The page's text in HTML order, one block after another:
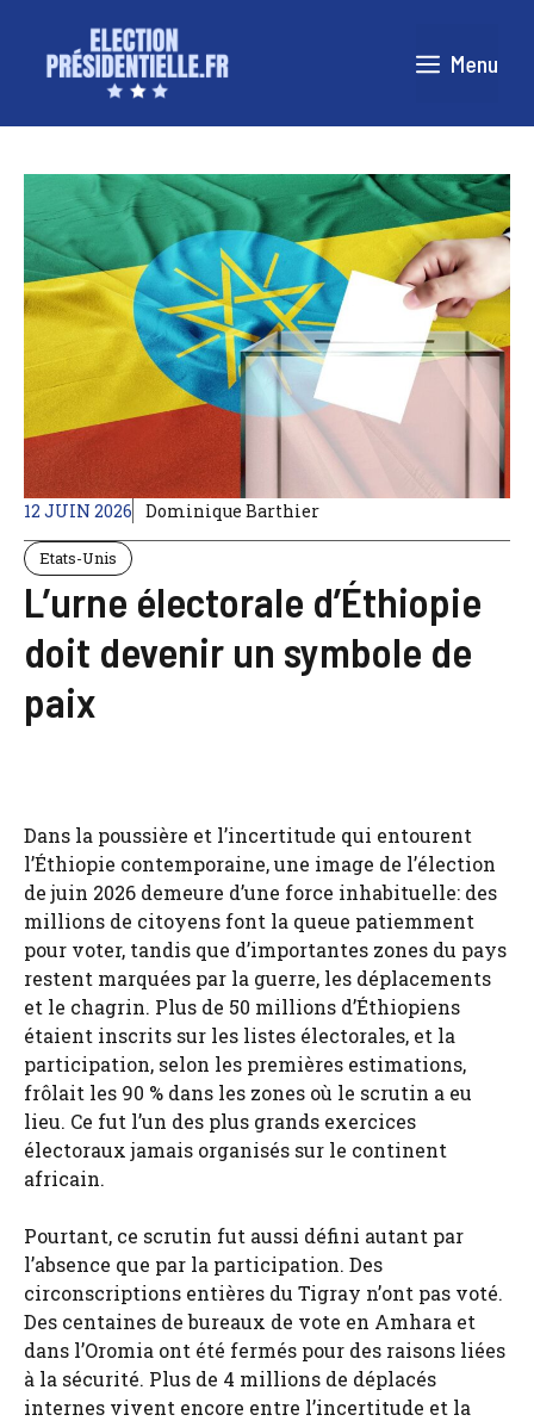
contenu
Menu
12 JUIN 2026 Dominique Barthier
Etats-Unis
L’urne électorale d’Éthiopie
doit devenir un symbole de
paix
Dans la poussière et l’incertitude qui entourent
l’Éthiopie contemporaine, une image de l’élection
de juin 2026 demeure d’une force inhabituelle: des
millions de citoyens font la queue patiemment
pour voter, tandis que d’importantes zones du pays
restent marquées par la guerre, les déplacements
et le chagrin. Plus de 50 millions d’Éthiopiens
étaient inscrits sur les listes électorales, et la
participation, selon les premières estimations,
frôlait les 90 % dans les zones où le scrutin a eu
lieu. Ce fut l’un des plus grands exercices
électoraux jamais organisés sur le continent
africain.
Pourtant, ce scrutin fut aussi défini autant par
l’absence que par la participation. Des
circonscriptions entières du Tigray n’ont pas voté.
Des centaines de bureaux de vote en Amhara et
dans l’Oromia ont été fermés pour des raisons liées
à la sécurité. Plus de 4 millions de déplacés
internes vivent encore entre l’incertitude et la